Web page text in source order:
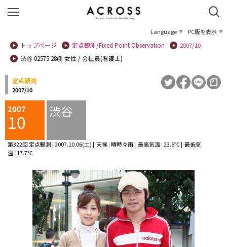
Language
PC版を表示
トップページ
定点観測/Fixed Point Observation
2007/10
渋谷 02575 28歳 女性 / 会社員(看護士)
定点観測
2007/10
2007
10 渋谷
第322回 定点観測 | 2007.10.06(土) | 天候 : 晴時々雨 | 最高気温 : 23.5℃ | 最低気
温 : 17.7℃